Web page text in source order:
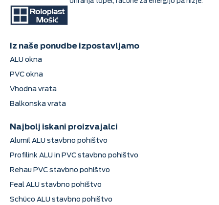
Iz naše ponudbe izpostavljamo
ALU okna
PVC okna
Vhodna vrata
Balkonska vrata
Najbolj iskani proizvajalci
Alumil ALU stavbno pohištvo
Profilink ALU in PVC stavbno pohištvo
Rehau PVC stavbno pohištvo
Feal ALU stavbno pohištvo
Schüco ALU stavbno pohištvo